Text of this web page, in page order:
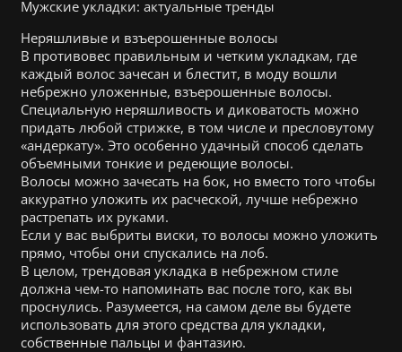
Мужские укладки: актуальные тренды
Неряшливые и взъерошенные волосы
В противовес правильным и четким укладкам, где
каждый волос зачесан и блестит, в моду вошли
небрежно уложенные, взъерошенные волосы.
Специальную неряшливость и диковатость можно
придать любой стрижке, в том числе и пресловутому
«андеркату». Это особенно удачный способ сделать
объемными тонкие и редеющие волосы.
Волосы можно зачесать на бок, но вместо того чтобы
аккуратно уложить их расческой, лучше небрежно
растрепать их руками.
Если у вас выбриты виски, то волосы можно уложить
прямо, чтобы они спускались на лоб.
В целом, трендовая укладка в небрежном стиле
должна чем-то напоминать вас после того, как вы
проснулись. Разумеется, на самом деле вы будете
использовать для этого средства для укладки,
собственные пальцы и фантазию.